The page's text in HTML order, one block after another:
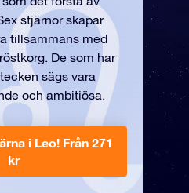
stjärnor skapar
tillsammans med
De som har
sägs vara
och ambitiösa.
i Leo! Från 271
kr